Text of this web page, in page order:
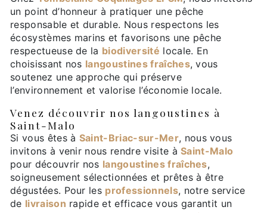
un point d’honneur à pratiquer une pêche
responsable et durable. Nous respectons les
écosystèmes marins et favorisons une pêche
respectueuse de la biodiversité locale. En
choisissant nos langoustines fraîches, vous
soutenez une approche qui préserve
l’environnement et valorise l’économie locale.
Venez découvrir nos langoustines à
Saint-Malo
Si vous êtes à Saint-Briac-sur-Mer, nous vous
invitons à venir nous rendre visite àSaint-Malo
pour découvrir nos langoustines fraîches,
soigneusement sélectionnées et prêtes à être
dégustées. Pour les professionnels, notre service
de livraison rapide et efficace vous garantit un